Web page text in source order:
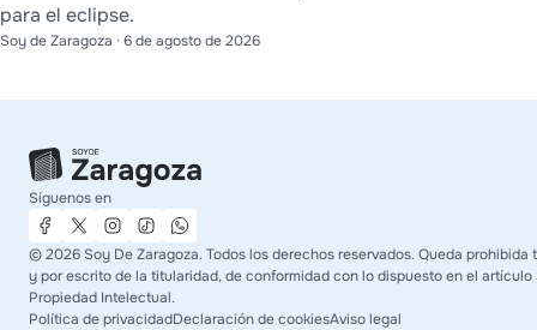
para el eclipse.
Soy de Zaragoza · 6 de agosto de 2026
Síguenos en
©2026 Soy De Zaragoza. Todos los derechos reservados. Queda
y por escrito de la titularidad, de conformidad con lo dispuesto en el artículo
Propiedad Intelectual.
Política de privacidadDeclaración de cookiesAviso legal